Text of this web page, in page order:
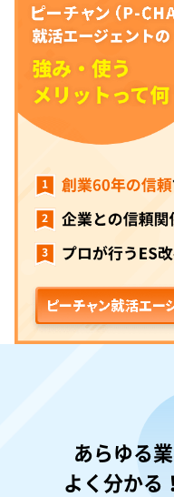
あらゆる
よく分かる